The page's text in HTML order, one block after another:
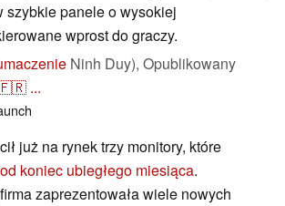
szybkie panele o wysokiej
wprost do graczy.
Ninh Duy), Opublikowany
...
już na rynek trzy monitory, które
koniec ubiegłego miesiąca.
zaprezentowała wiele nowych